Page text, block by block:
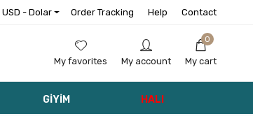
USD - Dolar Order Tracking Help Contact
My favorites My account
0
My cart
GİYİM HALI